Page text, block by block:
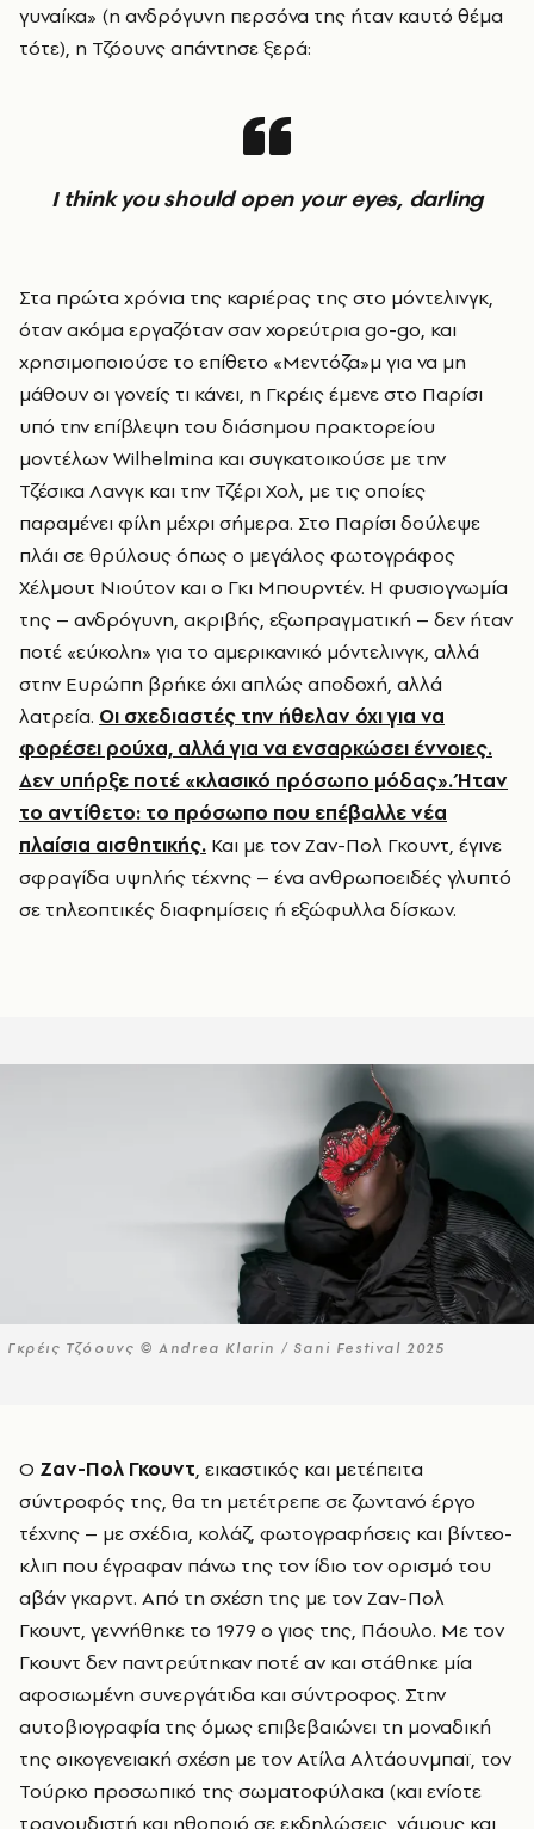
γυναίκα» (η ανδρόγυνη περσόνα της ήταν καυτό θέμα
τότε), η Τζόουνς απάντησε ξερά:
I think you should open your eyes, darling
Στα πρώτα χρόνια της καριέρας της στο μόντελινγκ,
όταν ακόμα εργαζόταν σαν χορεύτρια go-go, και
χρησιμοποιούσε το επίθετο «Μεντόζα»μ για να μη
μάθουν οι γονείς τι κάνει, η Γκρέις έμενε στο Παρίσι
υπό την επίβλεψη του διάσημου πρακτορείου
μοντέλων Wilhelmina και συγκατοικούσε με την
Τζέσικα Λανγκ και την Τζέρι Χολ, με τις οποίες
παραμένει φίλη μέχρι σήμερα. Στο Παρίσι δούλεψε
πλάι σε θρύλους όπως ο μεγάλος φωτογράφος
Χέλμουτ Νιούτον και ο Γκι Μπουρντέν. Η φυσιογνωμία
της – ανδρόγυνη, ακριβής, εξωπραγματική – δεν ήταν
ποτέ «εύκολη» για το αμερικανικό μόντελινγκ, αλλά
στην Ευρώπη βρήκε όχι απλώς αποδοχή, αλλά
λατρεία. Οι σχεδιαστές την ήθελαν όχι για να
φορέσει ρούχα, αλλά για να ενσαρκώσει έννοιες.
Δεν υπήρξε ποτέ «κλασικό πρόσωπο μόδας». Ήταν
το αντίθετο: το πρόσωπο που επέβαλλε νέα
πλαίσια αισθητικής. Και με τον Ζαν-Πολ Γκουντ, έγινε
σφραγίδα υψηλής τέχνης – ένα ανθρωποειδές γλυπτό
σε τηλεοπτικές διαφημίσεις ή εξώφυλλα δίσκων.
Γκρέις Τζόουνς © Andrea Klarin / Sani Festival 2025
Ζαν-Πολ Γκουντ, εικαστικός και μετέπειτα
σύντροφός της, θα τη μετέτρεπε σε ζωντανό έργο
τέχνης – με σχέδια, κολάζ, φωτογραφήσεις και βίντεο-
κλιπ που έγραφαν πάνω της τον ίδιο τον ορισμό του
αβάν γκαρντ. Από τη σχέση της με τον Ζαν-Πολ
Γκουντ, γεννήθηκε το 1979 ο γιος της, Πάουλο. Με τον
Γκουντ δεν παντρεύτηκαν ποτέ αν και στάθηκε μία
αφοσιωμένη συνεργάτιδα και σύντροφος. Στην
αυτοβιογραφία της όμως επιβεβαιώνει τη μοναδική
της οικογενειακή σχέση με τον Ατίλα Αλτάουνμπαϊ, τον
Τούρκο προσωπικό της σωματοφύλακα (και ενίοτε
τραγουδιστή και ηθοποιό σε εκδηλώσεις, γάμους και